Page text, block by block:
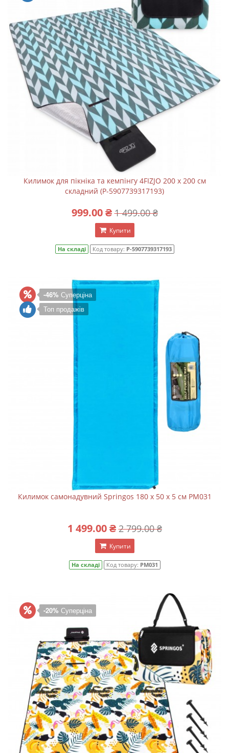
Килимок для пікніка та кемпінгу 4FIZJO 200 x 200 см
складний (P-5907739317193)
999.00 ₴ 1 499.00 ₴
Купити
На складі Код товару: P-5907739317193
-46% Суперціна
Топ продажів
Килимок самонадувний Springos 180 x 50 x 5 см PM031
1 499.00 ₴ 2 799.00 ₴
Купити
На складі Код товару: PM031
-20% Суперціна